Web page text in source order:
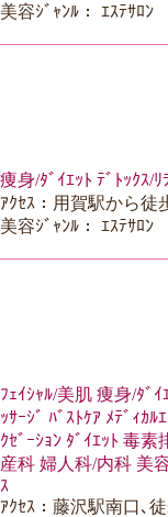
美容ｼﾞｬﾝﾙ： ｴｽﾃｻﾛﾝ
痩身/ﾀﾞｲｴｯﾄ ﾃﾞﾄｯｸｽ/ﾘ
ｱｸｾｽ：用賀駅から徒
美容ｼﾞｬﾝﾙ： ｴｽﾃｻﾛﾝ
ﾌｪｲｼｬﾙ/美肌 痩身/ﾀﾞｲ
ｯｻｰｼﾞ ﾊﾞｽﾄｹｱ ﾒﾃﾞｨｶ
ｸｾﾞｰｼｮﾝ ﾀﾞｲｴｯﾄ 毒素
産科 婦人科/内科 美
ｽ
ｱｸｾｽ：藤沢駅南口､